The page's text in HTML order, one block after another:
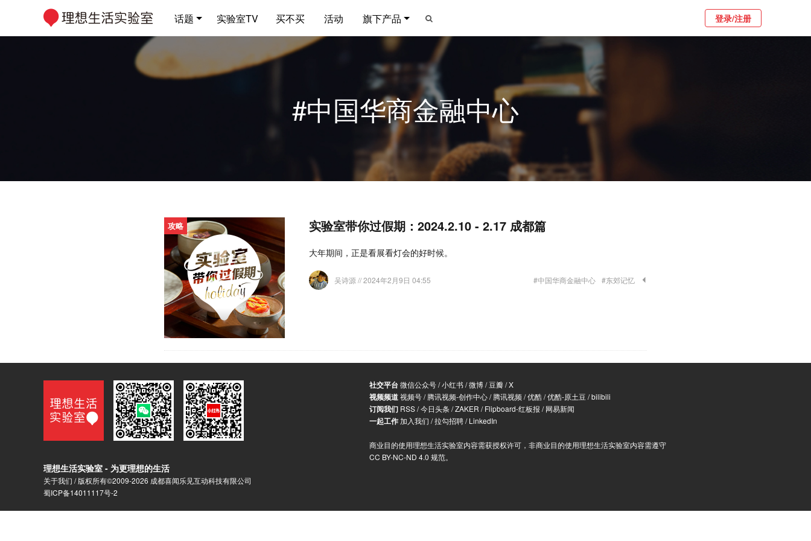
话题 实验室TV 买不买 活动 旗下产品 登录/注册
#中国华商金融中心
攻略 实验室带你过假期：2024.2.10 - 2.17 成都篇
大年期间，正是看展看灯会的好时候。
吴诗源 // 2024年2月9日 04:55 #中国华商金融中心 #东郊记忆
理想生活实验室 - 为更理想的生活
关于我们 / 版权所有©2009-2026 成都喜闻乐见互动科技有限公司
蜀ICP备14011117号-2
社交平台微信公众号/小红书/微博/豆瓣/X
视频频道视频号/腾讯视频-创作中心/腾讯视频/优酷/优酷-原土豆 /bilibili
订阅我们 RSS/今日头条 /ZAKER /Flipboard-红板报 /网易新闻
一起工作加入我们 /拉勾招聘/LinkedIn
商业目的使用理想生活实验室内容需获授权许可，非商业目的使用理想生活实验室内容需遵守
CC BY-NC-ND 4.0 规范。